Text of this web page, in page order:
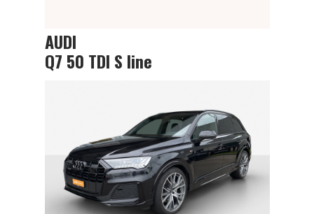
AUDI
Q7 50 TDI S line